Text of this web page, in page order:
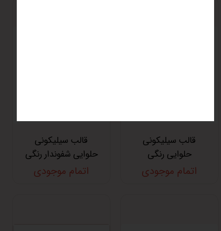
قالب سیلیکونی
حلوایی رنگی
اتمام موجودی
قالب سیلیکونی
حلوایی شفوندار رنگی
اتمام موجودی